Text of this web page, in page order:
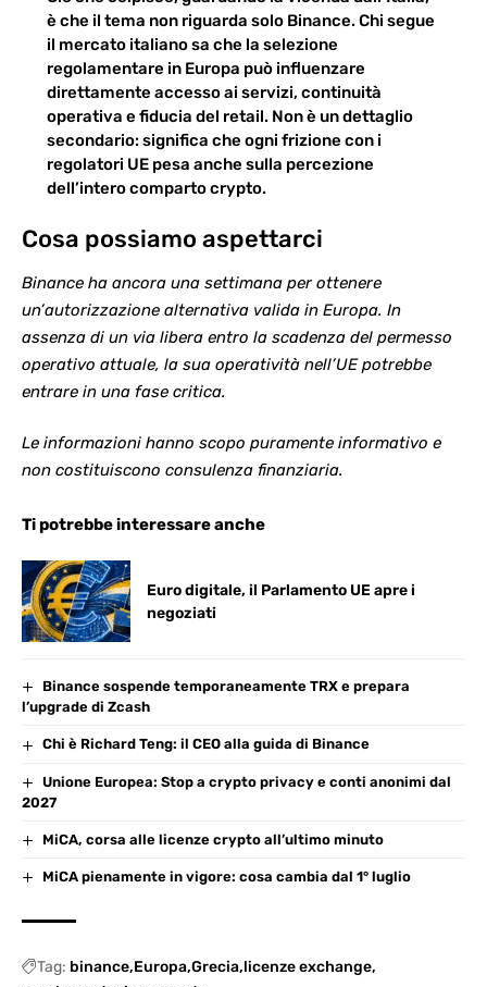
è che il tema non riguarda solo Binance. Chi segue
il mercato italiano sa che la selezione
regolamentare in Europa può influenzare
direttamente accesso ai servizi, continuità
operativa e fiducia del retail. Non è un dettaglio
secondario: significa che ogni frizione con i
regolatori UE pesa anche sulla percezione
dell’intero comparto crypto.
Cosa possiamo aspettarci
Binance ha ancora una settimana per ottenere
un’autorizzazione alternativa valida in Europa. In
assenza di un via libera entro la scadenza del permesso
operativo attuale, la sua operatività nell’UE potrebbe
entrare in una fase critica.
Le informazioni hanno scopo puramente informativo e
non costituiscono consulenza finanziaria.
Ti potrebbe interessare anche
Euro digitale, il Parlamento UE apre i
negoziati
Binance sospende temporaneamente TRX e prepara
l’upgrade di Zcash
Chi è Richard Teng: il CEO alla guida di Binance
Unione Europea: Stop a crypto privacy e conti anonimi dal
2027
MiCA, corsa alle licenze crypto all’ultimo minuto
MiCA pienamente in vigore: cosa cambia dal 1° luglio
Tag: binance Europa Grecia licenze exchange